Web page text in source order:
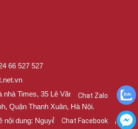
Chat Zalo
Chat Facebook
66 527 527
nhà Times, 35 Lê Văn Lương,
Quận Thanh Xuân, Hà Nội.
nội dung: Nguyễn Thị Mai – Trưởng